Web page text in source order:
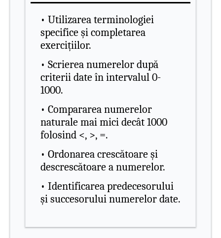
• Utilizarea terminologiei
specifice și completarea
exercițiilor.
• Scrierea numerelor după
criterii date în intervalul 0-
1000.
• Compararea numerelor
naturale mai mici decât 1000
folosind <, >, =.
• Ordonarea crescătoare și
descrescătoare a numerelor.
• Identificarea predecesorului
și succesorului numerelor date.